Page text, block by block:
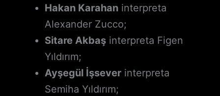
Hakan Karahaninterpreta
Alexander Zucco;
Sitare Akbaşinterpreta Figen
Yıldırım;
Ayşegül İşseverinterpreta
Semiha Yıldırım;